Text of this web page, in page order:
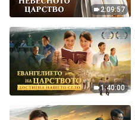
2:09:57
1:40:00